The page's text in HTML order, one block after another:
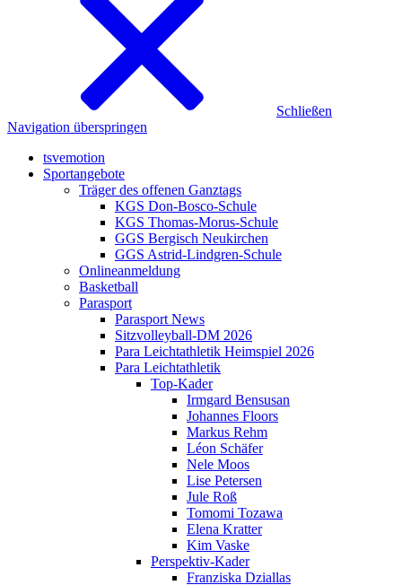
Schließen
Navigation überspringen
tsvemotion
Sportangebote
Träger des offenen Ganztags
KGS Don-Bosco-Schule
KGS Thomas-Morus-Schule
GGS Bergisch Neukirchen
GGS Astrid-Lindgren-Schule
Onlineanmeldung
Basketball
Parasport
Parasport News
Sitzvolleyball-DM 2026
Para Leichtathletik Heimspiel 2026
Para Leichtathletik
Top-Kader
Irmgard Bensusan
Johannes Floors
Markus Rehm
Léon Schäfer
Nele Moos
Lise Petersen
Jule Roß
Tomomi Tozawa
Elena Kratter
Kim Vaske
Perspektiv-Kader
Franziska Dziallas